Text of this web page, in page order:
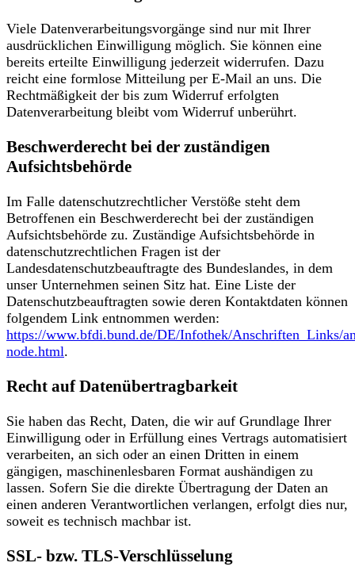
Viele Datenverarbeitungsvorgänge sind nur mit Ihrer
ausdrücklichen Einwilligung möglich. Sie können eine
bereits erteilte Einwilligung jederzeit widerrufen. Dazu
reicht eine formlose Mitteilung per E-Mail an uns. Die
Rechtmäßigkeit der bis zum Widerruf erfolgten
Datenverarbeitung bleibt vom Widerruf unberührt.
Beschwerderecht bei der zuständigen
Aufsichtsbehörde
Im Falle datenschutzrechtlicher Verstöße steht dem
Betroffenen ein Beschwerderecht bei der zuständigen
Aufsichtsbehörde zu. Zuständige Aufsichtsbehörde in
datenschutzrechtlichen Fragen ist der
Landesdatenschutzbeauftragte des Bundeslandes, in dem
unser Unternehmen seinen Sitz hat. Eine Liste der
Datenschutzbeauftragten sowie deren Kontaktdaten können
folgendem Link entnommen werden:
https://www.bfdi.bund.de/DE/Infothek/Anschriften_Links/
node.html.
Recht auf Datenübertragbarkeit
Sie haben das Recht, Daten, die wir auf Grundlage Ihrer
Einwilligung oder in Erfüllung eines Vertrags automatisiert
verarbeiten, an sich oder an einen Dritten in einem
gängigen, maschinenlesbaren Format aushändigen zu
lassen. Sofern Sie die direkte Übertragung der Daten an
einen anderen Verantwortlichen verlangen, erfolgt dies nur,
soweit es technisch machbar ist.
SSL- bzw. TLS-Verschlüsselung